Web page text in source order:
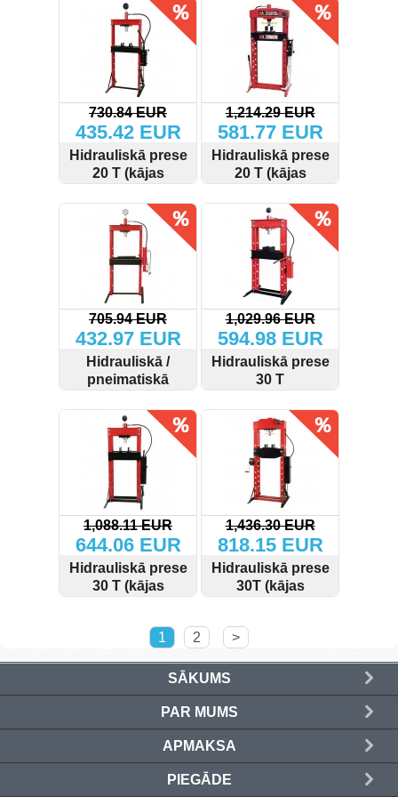
730.84 EUR
435.42 EUR
Hidrauliskā prese
20 T (kājas
SKATĪT PIRKT
1,214.29 EUR
581.77 EUR
Hidrauliskā prese
20 T (kājas
SKATĪT PIRKT
705.94 EUR
432.97 EUR
Hidrauliskā /
pneimatiskā
SKATĪT PIRKT
1,029.96 EUR
594.98 EUR
Hidrauliskā prese
30 T
SKATĪT PIRKT
1,088.11 EUR
644.06 EUR
Hidrauliskā prese
30 T (kājas
1,436.30 EUR
818.15 EUR
Hidrauliskā prese
30T (kājas
1 2 >
SĀKUMS
PAR MUMS
APMAKSA
PIEGĀDE